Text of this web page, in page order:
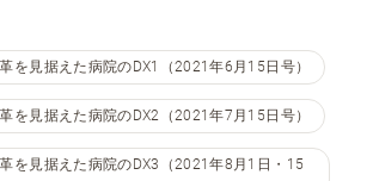
を見据えた病院のDX1（2021年6月15日号）
を見据えた病院のDX2（2021年7月15日号）
を見据えた病院のDX3（2021年8月1日・15